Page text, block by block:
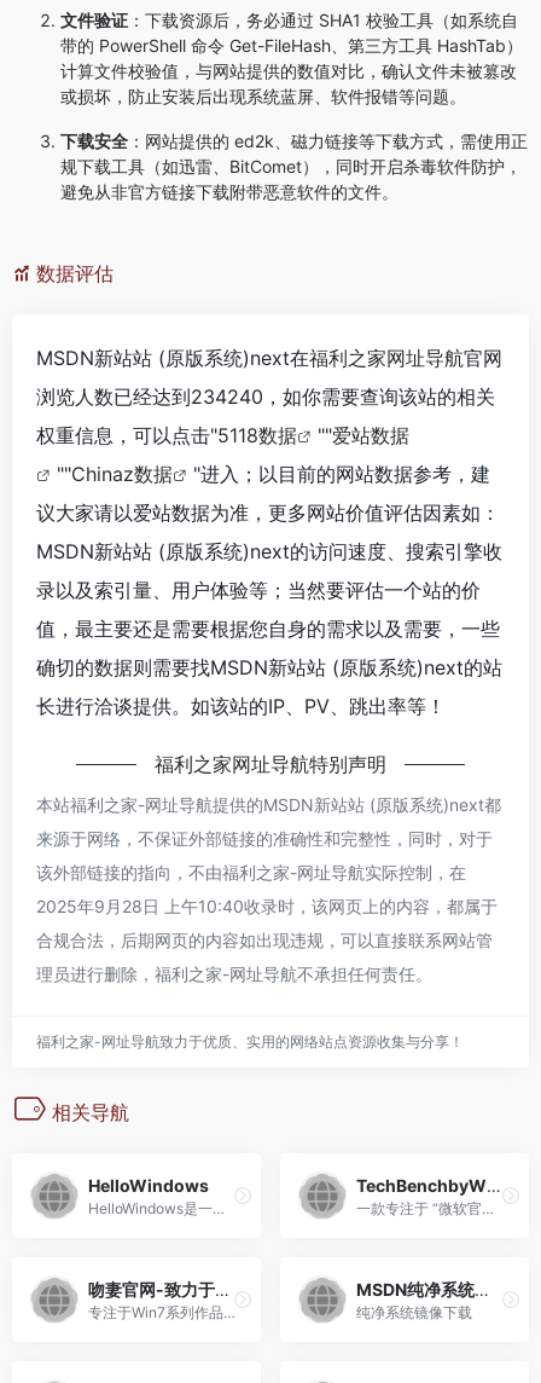
文件验证 ：下载资源后，务必通过 SHA1 校验工具（如系统自
带的 PowerShell 命令 Get-FileHash、第三方工具 HashTab）
计算文件校验值，与网站提供的数值对比，确认文件未被篡改
或损坏，防止安装后出现系统蓝屏、软件报错等问题。
下载安全 ：网站提供的 ed2k、磁力链接等下载方式，需使用正
规下载工具（如迅雷、BitComet），同时开启杀毒软件防护，
避免从非官方链接下载附带恶意软件的文件。
数据评估
MSDN新站站 (原版系统)next在福利之家网址导航官网
浏览人数已经达到234240，如你需要查询该站的相关
权重信息，可以点击"5118数据 ""爱站数据
""Chinaz数据
"进入；以目前的网站数据参考，建
议大家请以爱站数据为准，更多网站价值评估因素如：
MSDN新站站 (原版系统)next的访问速度、搜索引擎收
录以及索引量、用户体验等；当然要评估一个站的价
值，最主要还是需要根据您自身的需求以及需要，一些
确切的数据则需要找MSDN新站站 (原版系统)next的站
长进行洽谈提供。如该站的IP、PV、跳出率等！
福利之家网址导航特别声明
本站福利之家-网址导航提供的MSDN新站站 (原版系统)next都
来源于网络，不保证外部链接的准确性和完整性，同时，对于
该外部链接的指向，不由福利之家-网址导航实际控制，在
2025年9月28日 上午10:40收录时，该网页上的内容，都属于
合规合法，后期网页的内容如出现违规，可以直接联系网站管
理员进行删除， 福利之家-网址导航不承担任何责任。
福利之家-网址导航致力于优质、实用的网络站点资源收集与分享！
相关导航
HelloWindows
HelloWindows是一个完整精校 完整 极致 Windows系统下载仓储站
TechBenchbyWZT（原版系统）
一款专注于 “微软官方文件直连提取” 的工具型平台
吻妻官网-致力于做最好用的win7系统
专注于Win7系列作品是吻妻出品(newxitong.com),一直专注于win7,致力于分享最新最好用的Windows7纯净旗舰版系统下载,而吻妻是一位有态度,有原则的不随波逐流的系统爱好者。
MSDN纯净系统WIN
纯净系统镜像下载